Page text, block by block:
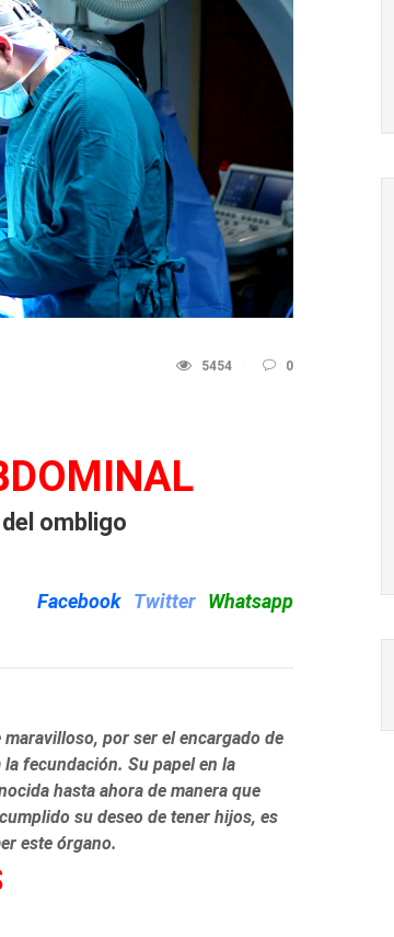
5454 0
ombligo
Facebook Twitter Whatsapp
por ser el encargado de
fecundación. Su papel en la
hasta ahora de manera que
su deseo de tener hijos, es
este órgano.